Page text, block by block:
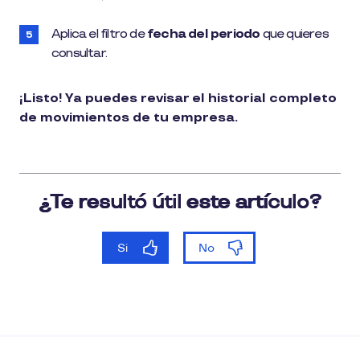
Aplica el filtro defecha del periodo que quieres
consultar.
¡Listo! Ya puedes revisar el historial completo
de movimientos de tu empresa.